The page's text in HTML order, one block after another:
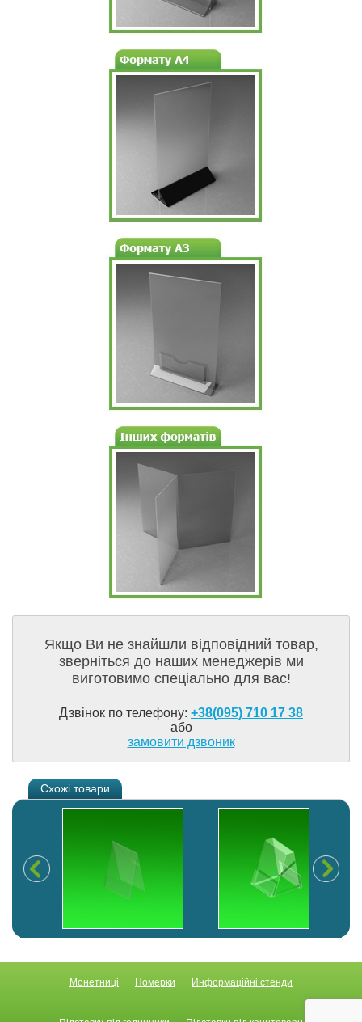
Якщо Ви не знайшли відповідний товар,
зверніться до наших менеджерів ми
виготовимо спеціально для вас!
Дзвінок по телефону: +38(095) 710 17 38
або
замовити дзвоник
Схожі товари
Монетниці Номерки Информаційні стенди